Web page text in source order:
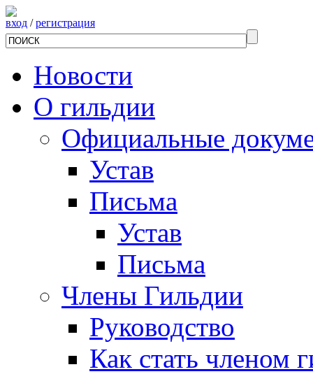
вход /регистрация
Новости
О гильдии
Официальные
Устав
Письма
Устав
Письма
Члены Гильдии
Руководство
Как стать членом